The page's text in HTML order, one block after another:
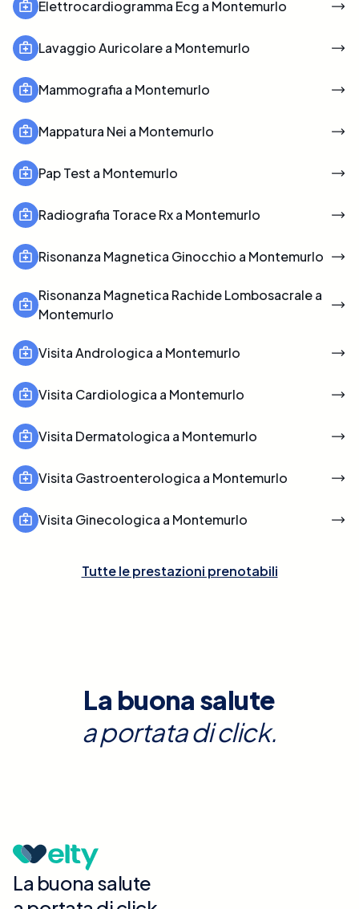
Elettrocardiogramma Ecg a Montemurlo
Lavaggio Auricolare a Montemurlo
Mammografia a Montemurlo
Mappatura Nei a Montemurlo
Pap Test a Montemurlo
Radiografia Torace Rx a Montemurlo
Risonanza Magnetica Ginocchio a Montemurlo
Risonanza Magnetica Rachide Lombosacrale a
Montemurlo
Visita Andrologica a Montemurlo
Visita Cardiologica a Montemurlo
Visita Dermatologica a Montemurlo
Visita Gastroenterologica a Montemurlo
Visita Ginecologica a Montemurlo
Tutte le prestazioni prenotabili
La buona salute
a portata di click.
La buona salute